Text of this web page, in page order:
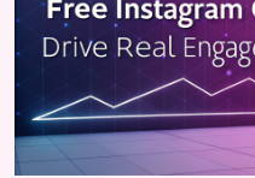
Ketentuan
Blog